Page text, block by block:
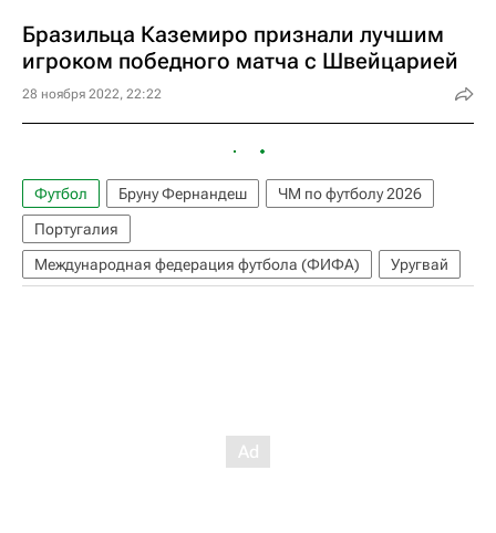
Бразильца Каземиро признали лучшим
игроком победного матча с Швейцарией
28 ноября 2022, 22:22
Футбол Бруну Фернандеш
ЧМ по футболу 2026
Португалия
Международная федерация футбола (ФИФА)
Уругвай